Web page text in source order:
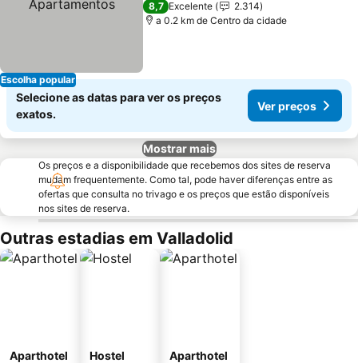
Escolha popular
8,7 Excelente
2.314
a 0.2 km de Centro da cidade
Selecione as datas para ver os preços
exatos.
Ver preços
Mostrar mais
Os preços e a disponibilidade que recebemos dos sites de reserva
mudam frequentemente. Como tal, pode haver diferenças entre as
ofertas que consulta no trivago e os preços que estão disponíveis
nos sites de reserva.
Outras estadias em Valladolid
Aparthotel Hostel Aparthotel